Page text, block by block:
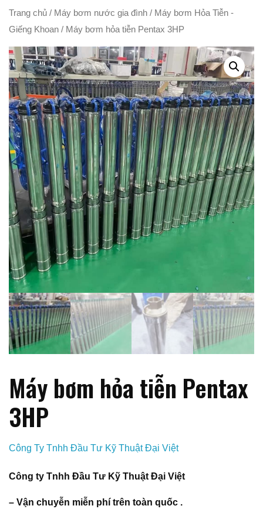
Trang chủ / Máy bơm nước gia đình / Máy bơm Hỏa Tiễn -
Giếng Khoan / Máy bơm hỏa tiễn Pentax 3HP
Máy bơm hỏa tiễn Pentax
3HP
Công Ty Tnhh Đầu Tư Kỹ Thuật Đại Việt
Công ty Tnhh Đầu Tư Kỹ Thuật Đại Việt
– Vận chuyễn miễn phí trên toàn quốc .